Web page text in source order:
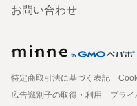
お問い合わせ
特定商取引法に基づく表記
広告識別子の取得・利用
プラ